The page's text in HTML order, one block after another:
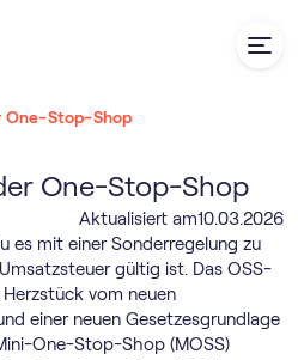
One-Stop-Shop
One-Stop-Shop
Aktualisiert am10.03.2026
es mit einer Sonderregelung zu
gültig ist. Das OSS-
vom neuen
einer neuen Gesetzesgrundlage
One-Stop-Shop (MOSS)